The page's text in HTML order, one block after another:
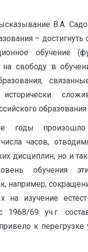
В.А.
– достигнуть
обучение
на свободу в
годы
часов,
дисциплин, но и
обучения
например,
на изучение
1968/69 уч.г.
к